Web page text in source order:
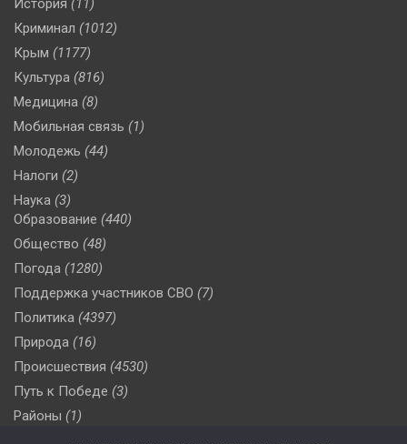
История (11)
Криминал (1012)
Крым (1177)
Культура (816)
Медицина (8)
Мобильная связь (1)
Молодежь (44)
Налоги (2)
Наука (3)
Образование (440)
Общество (48)
Погода (1280)
Поддержка участников СВО (7)
Политика (4397)
Природа (16)
Происшествия (4530)
Путь к Победе (3)
Районы (1)
(510)